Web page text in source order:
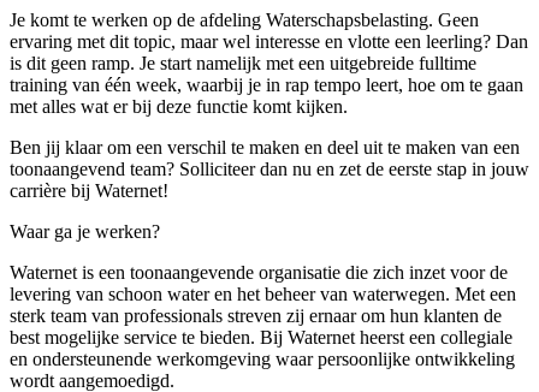
Je komt te werken op de afdeling Waterschapsbelasting. Geen
ervaring met dit topic, maar wel interesse en vlotte een leerling? Dan
is dit geen ramp. Je start namelijk met een uitgebreide fulltime
training van één week, waarbij je in rap tempo leert, hoe om te gaan
met alles wat er bij deze functie komt kijken.
Ben jij klaar om een verschil te maken en deel uit te maken van een
toonaangevend team? Solliciteer dan nu en zet de eerste stap in jouw
carrière bij Waternet!
Waar ga je werken?
Waternet is een toonaangevende organisatie die zich inzet voor de
levering van schoon water en het beheer van waterwegen. Met een
sterk team van professionals streven zij ernaar om hun klanten de
best mogelijke service te bieden. Bij Waternet heerst een collegiale
en ondersteunende werkomgeving waar persoonlijke ontwikkeling
wordt aangemoedigd.